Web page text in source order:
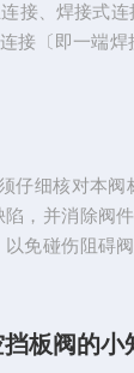
接、焊接式
接〔即一端
封，除非在控
仔细核对本阀
，并消除阀
免碰伤阻碍
管路任意位
板阀的小